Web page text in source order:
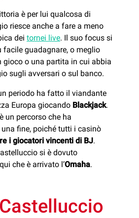
è per lui qualcosa di
riesce anche a fare a meno
dei tornei live. Il suo focus si
facile guadagnare, o meglio
gioco o una partita in cui abbia
sugli avversari o sul banco.
periodo ha fatto il viandante
Europa giocando Blackjack.
un percorso che ha
fine, poiché tutti i casinò
i giocatori vincenti di BJ.
si è dovuto
che è arrivato l’Omaha.